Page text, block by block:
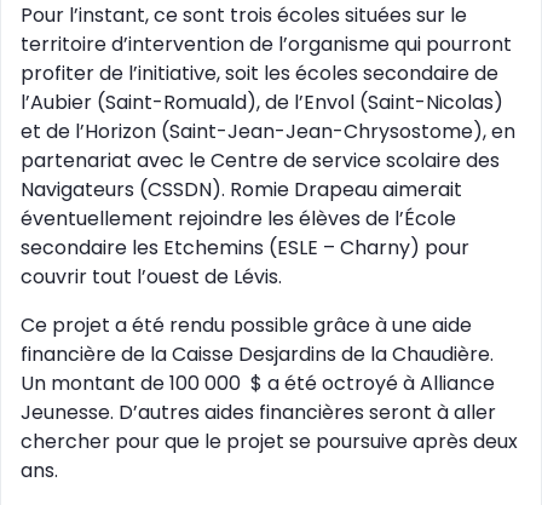
Pour l’instant, ce sont trois écoles situées sur le
territoire d’intervention de l’organisme qui pourront
profiter de l’initiative, soit les écoles secondaire de
l’Aubier (Saint-Romuald), de l’Envol (Saint-Nicolas)
et de l’Horizon (Saint-Jean-Jean-Chrysostome), en
partenariat avec le Centre de service scolaire des
Navigateurs (CSSDN). Romie Drapeau aimerait
éventuellement rejoindre les élèves de l’École
secondaire les Etchemins (ESLE – Charny) pour
couvrir tout l’ouest de Lévis.
Ce projet a été rendu possible grâce à une aide
financière de la Caisse Desjardins de la Chaudière.
Un montant de 100 000 $ a été octroyé à Alliance
Jeunesse. D’autres aides financières seront à aller
chercher pour que le projet se poursuive après deux
ans.